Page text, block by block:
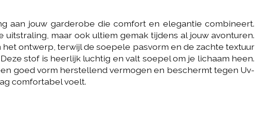
aan jouw garderobe die comfort en elegantie combineert.
maar ook ultiem gemak tijdens al jouw avonturen.
ontwerp, terwijl de soepele pasvorm en de zachte textuur
stof is heerlijk luchtig en valt soepel om je lichaam heen.
goed vorm herstellend vermogen en beschermt tegen Uv-
comfortabel voelt.